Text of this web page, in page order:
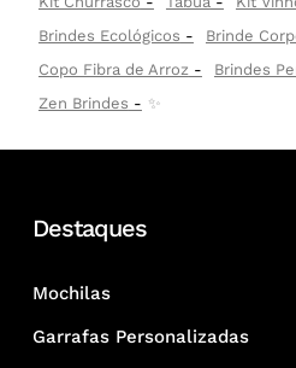
Brindes Ecológicos
Brinde
Copo Fibra de Arroz
Brindes
Zen Brindes
✨
Destaques
Mochilas
Garrafas Personalizadas